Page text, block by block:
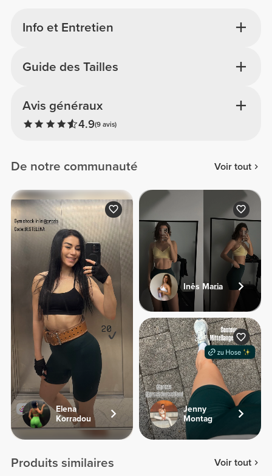
Info et Entretien
Avis généraux
4.9(9 avis)
Guide des Tailles
De notre communauté Voir tout
Elena
Korradou
Inês Maria
Jenny
Montag
Produits similaires Voir tout